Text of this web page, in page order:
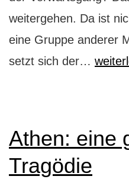
weitergehen. Da ist
eine Gruppe anderer
setzt sich der…
Athen: eine
Tragödie